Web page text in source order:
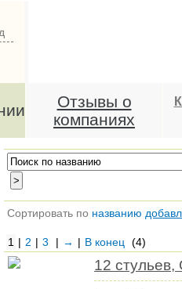
Отзывы о
компаниях
Сортировать по названию
1 | 2 | 3 | → | В конец (4)
12